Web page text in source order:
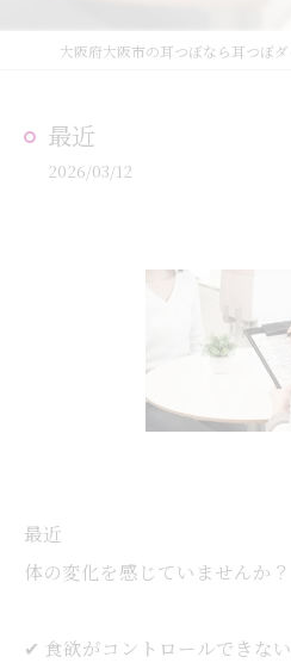
最近
2026/03/12
最近
体の変化を感じていませんか？
✔ 食欲がコントロールできない